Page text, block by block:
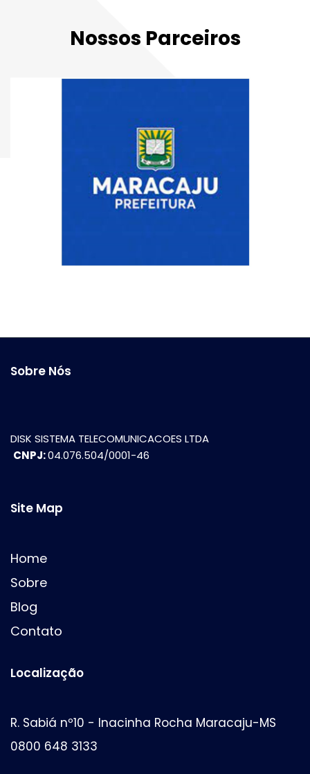
Nossos Parceiros
Sobre Nós
DISK SISTEMA TELECOMUNICACOES LTDA
CNPJ:04.076.504/0001-46
Site Map
Home
Sobre
Blog
Contato
Localização
R. Sabiá nº10 - Inacinha Rocha Maracaju-MS
0800 648 3133